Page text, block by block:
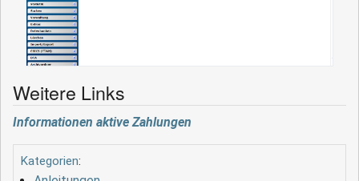
Weitere Links
Informationen aktive Zahlungen
Kategorien: